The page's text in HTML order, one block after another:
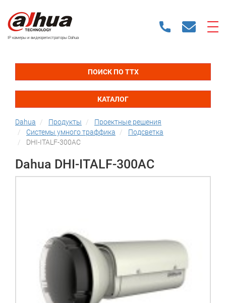
IP камеры и видеорегистраторы Dahua
ПОИСК ПО ТТХ
КАТАЛОГ
Dahua Продукты
Проектные решения
Системы умного траффика
Подсветка
DHI-ITALF-300AC
Dahua DHI-ITALF-300AC